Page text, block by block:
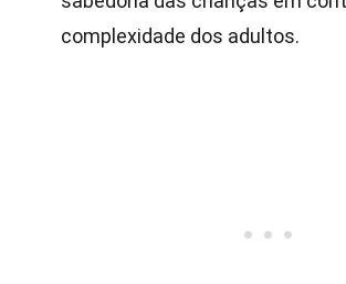
complexidade dos adultos.